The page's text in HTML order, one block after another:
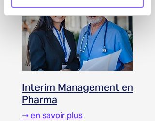
Interim Management en
Pharma
➝ en savoir plus